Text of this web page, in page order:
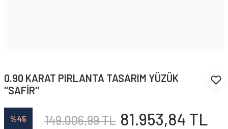
0.90 KARAT PIRLANTA TASARIM YÜZÜK
''SAFİR''
%45 149.006,99 TL 81.953,84 TL